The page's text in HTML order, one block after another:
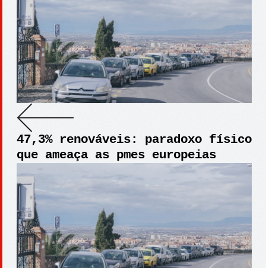
47,3% renováveis: paradoxo físico
que ameaça as pmes europeias